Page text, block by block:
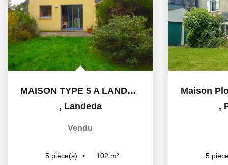
MAISON TYPE 5 A LANDEDA
, Landeda
Vendu
5 pièce(s) 102 m²
,
5